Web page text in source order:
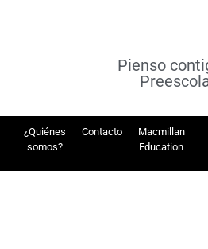
Pienso
¿Quiénes
somos?
Contacto
Macmillan
Education